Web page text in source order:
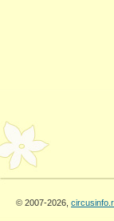
© 2007-2026,